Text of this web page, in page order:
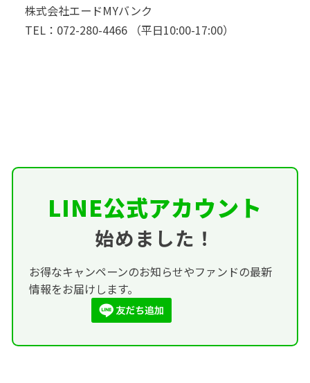
株式会社エードMYバンク
TEL：072-280-4466 （平日10:00-17:00）
LINE公式アカウント
始めました！
お得なキャンペーンのお知らせやファンドの最新
情報をお届けします。